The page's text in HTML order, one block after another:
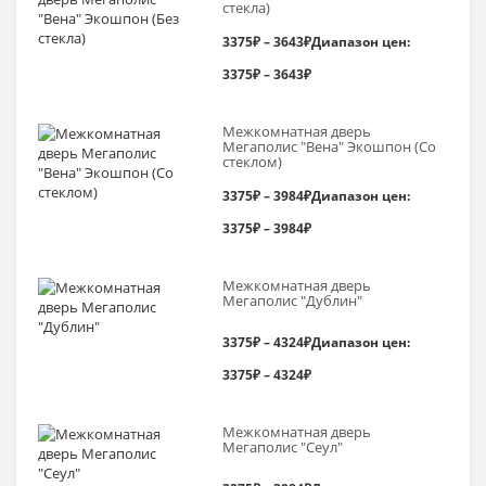
стекла)
3375₽–3643₽Диапазон цен:
3375₽ – 3643₽
Межкомнатная дверь
Мегаполис "Вена" Экошпон (Со
стеклом)
3375₽–3984₽Диапазон цен:
3375₽ – 3984₽
Межкомнатная дверь
Мегаполис "Дублин"
3375₽–4324₽Диапазон цен:
3375₽ – 4324₽
Межкомнатная дверь
Мегаполис "Сеул"